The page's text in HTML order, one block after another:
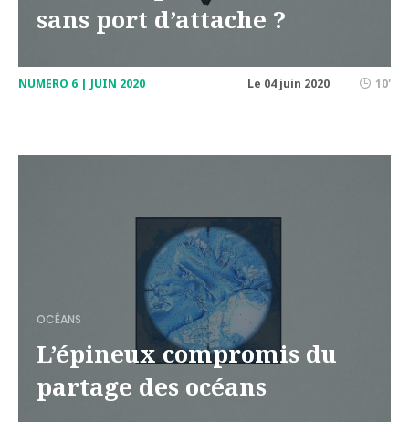
sans port d’attache ?
NUMERO 6 | JUIN 2020 Le 04 juin 2020 10'
OCÉANS
L’épineux compromis du
partage des océans